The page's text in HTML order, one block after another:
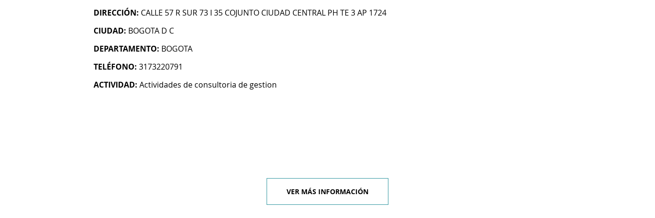
DIRECCIÓN: CALLE 57 R SUR 73 I 35 COJUNTO CIUDAD CENTRAL PH TE 3 AP 1724
CIUDAD: BOGOTA D C
DEPARTAMENTO: BOGOTA
TELÉFONO: 3173220791
ACTIVIDAD: Actividades de consultoria de gestion
VER MÁS INFORMACIÓN